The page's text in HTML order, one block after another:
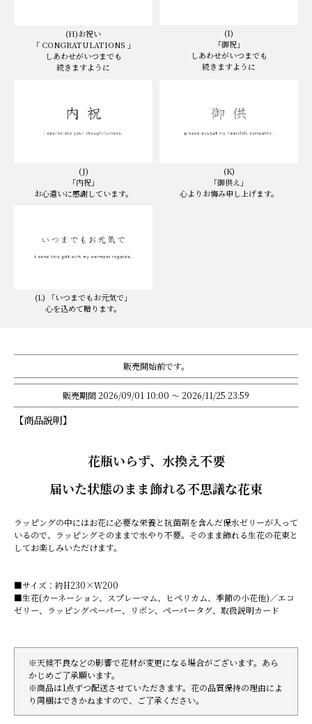
(H)お祝い
「 CONGRATULATIONS 」
しあわせがいつまでも
続きますように
(I)
「御祝」
しあわせがいつまでも
続きますように
(J)
「内祝」
お心遣いに感謝しています。
(K)
「御供え」
心よりお悔み申し上げます。
(L) 「いつまでもお元気で」
心を込めて贈ります。
販売開始前です。
販売期間 2026/09/01 10:00 〜 2026/11/25 23:59
【商品説明】
花瓶いらず、水換え不要
届いた状態のまま飾れる不思議な花束
ラッピングの中にはお花に必要な栄養と抗菌剤を含んだ保水ゼリーが入って
いるので、ラッピングそのままで水やり不要。そのまま飾れる生花の花束と
してお楽しみいただけます。
■サイズ：約H230×Ｗ200
■生花(カーネーション、スプレーマム、ヒペリカム、季節の小花他)／エコ
ゼリー、ラッピングペーパー、リボン、ペーパータグ、取扱説明カード
※天候不良などの影響で花材が変更になる場合がございます。あら
かじめご了承願います。
※商品は1点ずつ配送させていただきます。花の品質保持の理由によ
り同梱はできかねますので、ご了承ください。